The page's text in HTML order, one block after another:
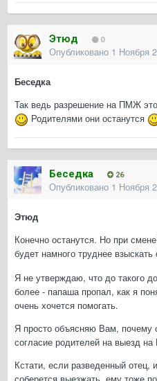
Этюд 0
Опубликовано 1 Ноября
Беседка
Так ведь разрешение на ПМЖ
Родителями они останутся
Беседка 26
Опубликовано 1 Ноября
Этюд
Конечно останутся. Но при
будет намного труднее
Я не утверждаю, что до такого
более - папаша пропал, как я
очень хочется помогать.
Я просто объясняю Вам, почему
согласие родителей на выезд
Кстати, если разведенный